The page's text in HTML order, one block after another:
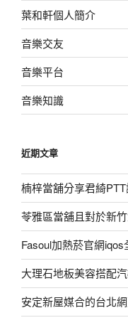
葉和軒個人簡介
音樂交友
音樂平台
音樂知識
近期文章
楠梓當舖分享君綺
苓雅區當舖且對於新
Fasoul加熱菸官網
大理石地板美容搭配
安定新屋媒合的台北